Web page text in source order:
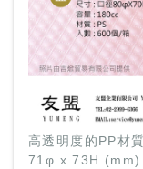
高透明度的PP材
71φ x 73H (mm)